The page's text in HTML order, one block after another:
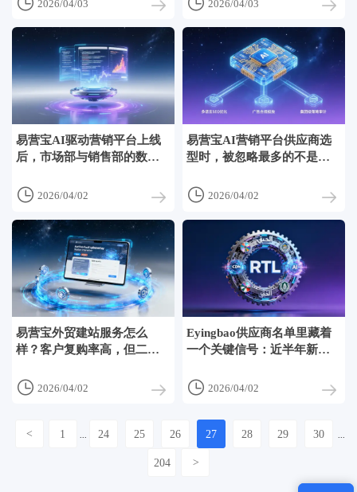
 2026/04/03  2026/04/03
易营宝AI驱动营销平台上线
后，市场部与销售部的数据
 2026/04/02
易营宝AI营销平台供应商选
型时，被忽略最多的不是报
审计的AI决策日志
 2026/04/02
易营宝外贸建站服务怎么
样？客户复购率高，但二次
 2026/04/02
Eyingbao供应商名单里藏着
一个关键信号：近半年新增
中东本地化合规层
 2026/04/02
< 1 24 25 26 27 28 29 30
204 >